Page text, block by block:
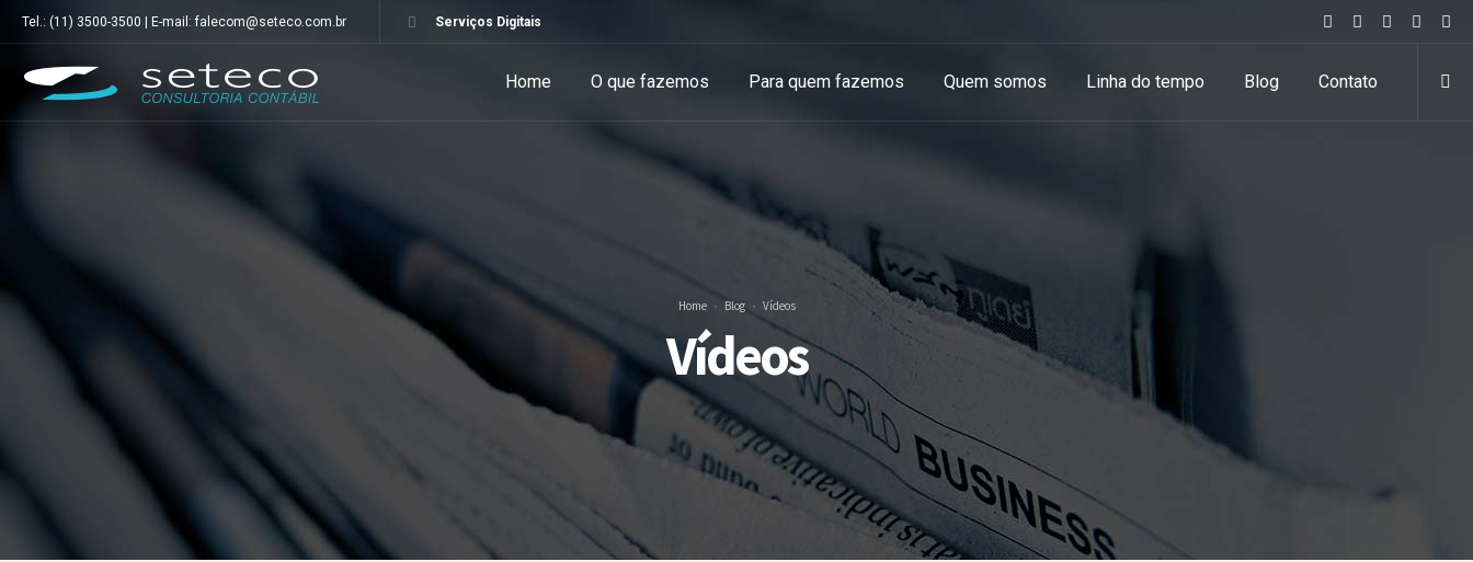
Tel.: (11) 3500-3500 | E-mail: falecom@seteco.com.br Serviços Digitais
Home O que fazemos Para quem fazemos Quem somos Linha do tempo Blog Contato
Home Blog Vídeos
Vídeos